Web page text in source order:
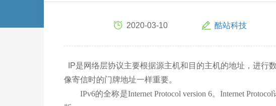
2020-03-10 酷站科技
IP是网络层协议主要根据源主机和目的主机的地址，进行
像寄信时的门牌地址一样重要。
IPv6的全称是Internet Protocol version 6。Internet